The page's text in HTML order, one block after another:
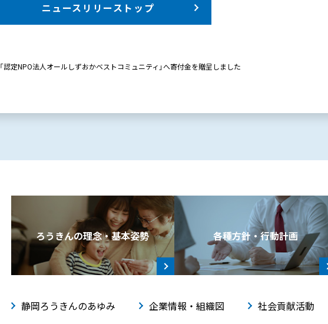
ニュースリリーストップ
「認定NPO法人オールしずおかベストコミュニティ」へ寄付金を贈呈しました
ろうきんの理念・基本姿勢 各種方針・行動計画
静岡ろうきんのあゆみ 企業情報・組織図 社会貢献活動